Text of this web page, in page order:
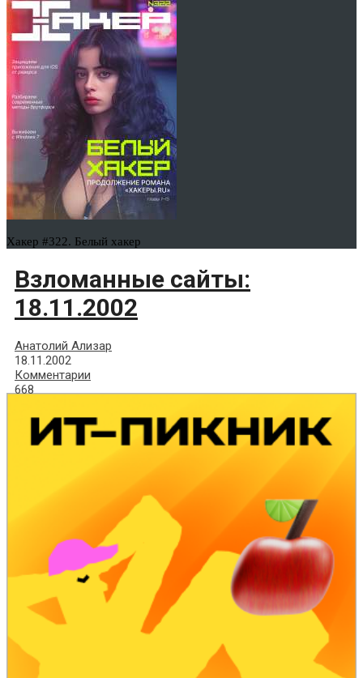
Хакер #322. Белый хакер
Взломанные сайты:
18.11.2002
Анатолий Ализар
18.11.2002
Комментарии
668